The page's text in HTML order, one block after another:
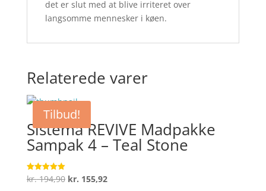
det er slut med at blive irriteret over
langsomme mennesker i køen.
Relaterede varer
Tilbud!
Sistema REVIVE Madpakke
Sampak 4 – Teal Stone
Vurderet
5
kr.194,90 Den
kr. 155,92Den